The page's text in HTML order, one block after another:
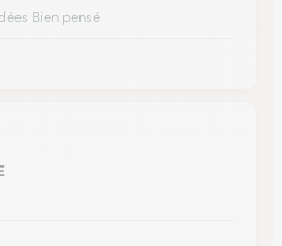
Bien pensé